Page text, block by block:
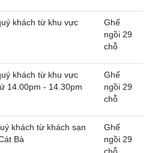
khách từ khu vực
Ghế
ngồi 29
chỗ
khách từ khu vực
14.00pm - 14.30pm
Ghế
ngồi 29
chỗ
khách từ khách sạn
Bà
Ghế
ngồi 29